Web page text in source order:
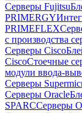
Серверы Fujitsu
PRIMERGY
PRIMEFLEX
с производства
Серверы Cisco
CiscoСтоечные
модули ввода-
Серверы
Серверы Oracle
SPARCСерверы